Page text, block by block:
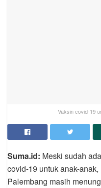
Vaksin covid-19
Suma.id: Meski sudah
covid-19 untuk anak-
Palembang masih